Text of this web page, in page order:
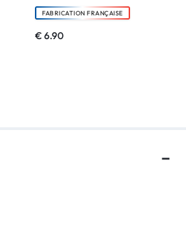
FABRICATION FRANÇAISE
€6.90